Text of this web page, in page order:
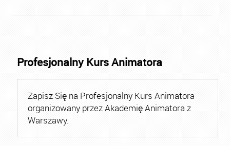
Profesjonalny Kurs Animatora
Zapisz Się na Profesjonalny Kurs Animatora
organizowany przez Akademię Animatora z
Warszawy.